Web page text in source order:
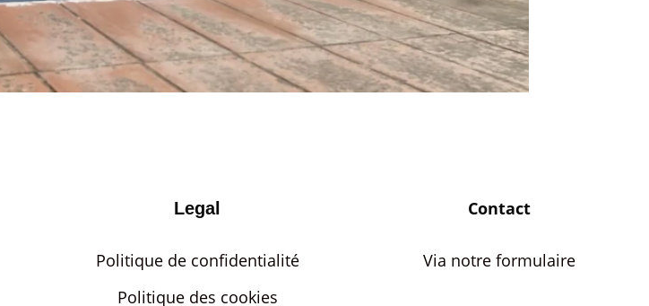
Legal
Politique de confidentialité
Politique des cookies
Contact
Via notre formulaire